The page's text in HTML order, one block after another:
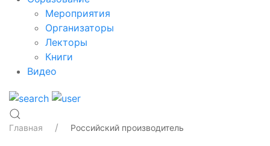
Мероприятия
Организаторы
Лекторы
Книги
Видео
Главная Российский производитель